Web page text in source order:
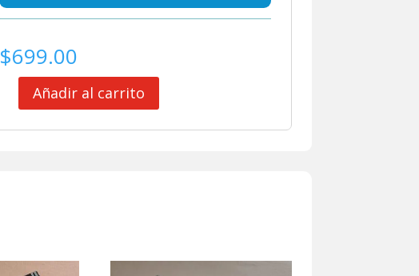
$699.00
cantidad
Añadir al carrito